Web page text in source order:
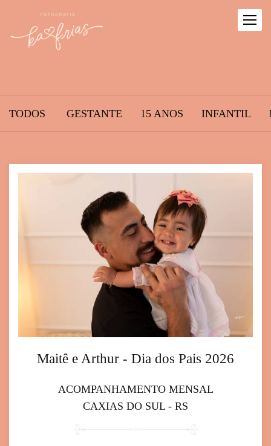
TODOS GESTANTE 15 ANOS INFANTIL
Maitê e Arthur - Dia dos Pais 2026
ACOMPANHAMENTO MENSAL
CAXIAS DO SUL - RS